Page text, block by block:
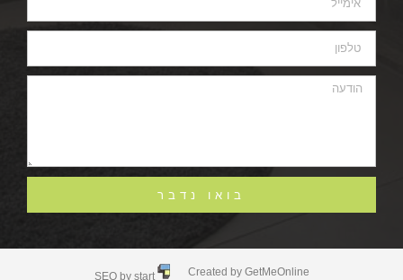
בואו נדבר
Created by GetMeOnline
SEO by start